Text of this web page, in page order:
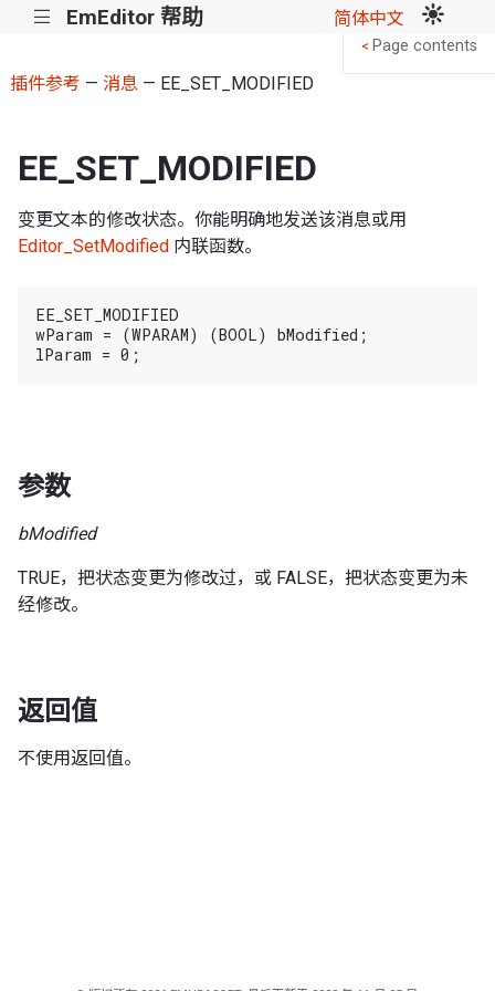
||| EmEditor 帮助 简体中文
插件参考 — 消息— EE_SET_MODIFIED
EE_SET_MODIFIED
变更文本的修改状态。你能明确地发送该消息或用
Editor_SetModified 内联函数。
EE_SET_MODIFIED
wParam = (WPARAM) (BOOL) bModified;
参数
bModified
TRUE，把状态变更为修改过，或 FALSE，把状态变更为未
经修改。
返回值
不使用返回值。
< Page contents